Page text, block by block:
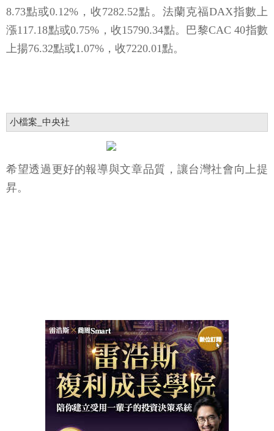
8.73點或0.12%，收7282.52點。法蘭克福DAX指數上
漲117.18點或0.75%，收15790.34點。巴黎CAC 40指數
上揚76.32點或1.07%，收7220.01點。
小檔案_中央社
希望透過更好的報導與文章品質，讓台灣社會向上提
昇。